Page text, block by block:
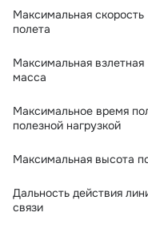
Максимальная скорость
полета
Максимальная взлетная
масса
Максимальное время
полезной нагрузкой
Максимальная высота
Дальность действия
связи